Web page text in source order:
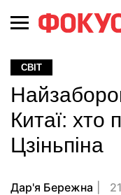
СВІТ
Китаї: хто
Цзіньпіна
Дар'я Бережна